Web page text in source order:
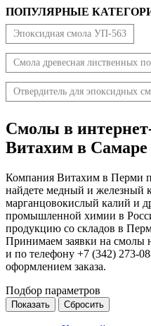
ПОПУЛЯРНЫЕ
Эпоксидная смола УП-563
Смола древесная лиственных
Отвердитель для эпоксидных
Смолы в
Витахим в Самаре
Компания Витахим в Перми
найдете медный и железный
марганцовокислый калий и
промышленной химии в
продукцию со складов в
Принимаем заявки на смолы
и по телефону +7 (342) 273-
оформлением заказа.
Подбор параметров